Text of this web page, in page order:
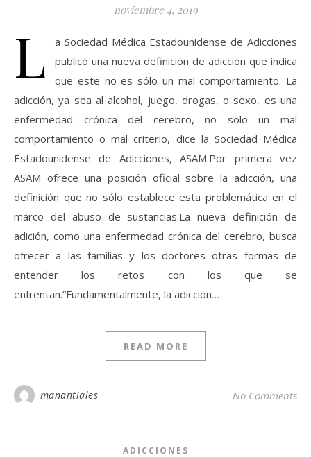
noviembre 4, 2019
L
a Sociedad Médica Estadounidense de Adicciones
publicó una nueva definición de adicción que indica
que este no es sólo un mal comportamiento. La
adicción, ya sea al alcohol, juego, drogas, o sexo, es una
enfermedad crónica del cerebro, no solo un mal
comportamiento o mal criterio, dice la Sociedad Médica
Estadounidense de Adicciones, ASAM.Por primera vez
ASAM ofrece una posición oficial sobre la adicción, una
definición que no sólo establece esta problemática en el
marco del abuso de sustancias.La nueva definición de
adición, como una enfermedad crónica del cerebro, busca
ofrecer a las familias y los doctores otras formas de
entender los retos con los que se
enfrentan.“Fundamentalmente, la adicción…
READ MORE
manantiales No Comments
ADICCIONES